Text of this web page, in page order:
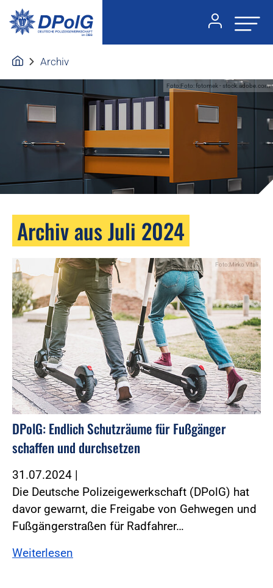
Archiv
Foto:Foto: fotomek - stock.adobe.com
Archiv aus Juli 2024
Foto:Mirko Vitali
DPolG: Endlich Schutzräume für Fußgänger
schaffen und durchsetzen
31.07.2024 |
Die Deutsche Polizeigewerkschaft (DPolG) hat
davor gewarnt, die Freigabe von Gehwegen und
Fußgängerstraßen für Radfahrer…
Weiterlesen